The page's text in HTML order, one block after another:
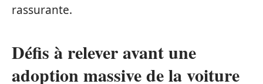
rassurante.
Défis à relever avant une
adoption massive de la voiture